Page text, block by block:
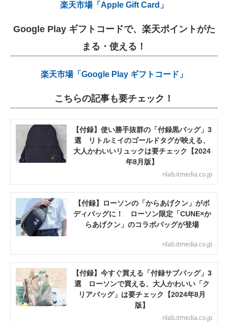
楽天市場「Apple Gift Card」
Google Play ギフトコードで、楽天ポイントがた
まる・使える！
楽天市場「Google Play ギフトコード」
こちらの記事も要チェック！
【付録】使い勝手抜群の「付録黒バッグ」3
選 リトルミイのゴールドタグが映える、
大人かわいいリュックは要チェック【2024
年8月版】
nlab.itmedia.co.jp
【付録】ローソンの「からあげクン」がボ
ディバッグに！ ローソン限定「CUNE×か
らあげクン」のコラボバッグが登場
nlab.itmedia.co.jp
【付録】今すぐ買える「付録サブバッグ」3
選 ローソンで買える、大人かわいい「ク
リアバッグ」は要チェック【2024年8月
版】
nlab.itmedia.co.jp